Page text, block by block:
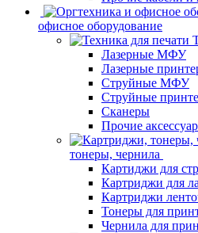
офисное оборудование
Лазерные МФУ
Лазерные
Струйные МФУ
Струйные
Сканеры
Прочие
тонеры, чернила
Картиджи для
Картриджи для
Картриджи
Тонеры для
Чернила для